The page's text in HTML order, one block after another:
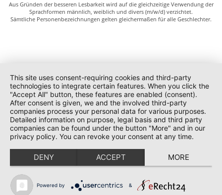
Aus Gründen der besseren Lesbarkeit wird auf die gleichzeitige Verwendung der
Sprachformen männlich, weiblich und divers (m/w/d) verzichtet.
Sämtliche Personenbezeichnungen gelten gleichermaßen für alle Geschlechter.
This site uses consent-requiring cookies and third-party
technologies to integrate certain features. When you click the
"Accept All" button, these features are enabled (consent).
After consent is given, we and the involved third-party
companies process your personal data for various purposes.
Detailed information on purpose, legal basis and third party
companies can be found under the button "More" and in our
privacy policy. You can revoke your consent at any time.
DENY ACCEPT MORE
Powered by &